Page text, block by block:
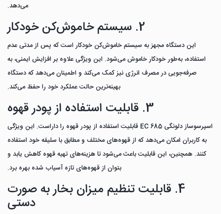
می‌دهد.
2. سیستم خاموش‌کن خودکار
این دستگاه مجهز به سیستم خاموش‌کن خودکار است که پس از مدتی عدم
استفاده، به‌طور خودکار خاموش می‌شود. این ویژگی علاوه بر افزایش ایمنی، به
صرفه‌جویی در مصرف انرژی نیز کمک می‌کند و اطمینان می‌دهد که دستگاه
بهینه‌ترین حالت عملکرد خود را حفظ می‌کند.
3. قابلیت استفاده از پودر قهوه
اسپرسوساز دلونگی EC 685 قابلیت استفاده از پودر قهوه را داراست. این ویژگی
به کاربران امکان می‌دهد که از قهوه‌های مختلف و مطابق با سلیقه خود استفاده
کنند. همچنین، این قابلیت باعث می‌شود تا هزینه‌های تهیه قهوه کاهش یابد و
بتوان از قهوه‌های تازه آسیاب شده بهره برد.
4. قابلیت تنظیم میزان بخار به صورت
دستی